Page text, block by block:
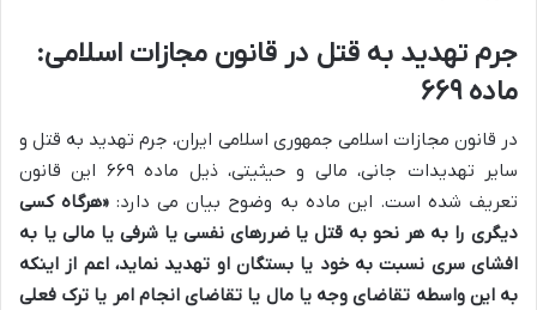
جرم تهدید به قتل در قانون مجازات اسلامی:
ماده ۶۶۹
در قانون مجازات اسلامی جمهوری اسلامی ایران، جرم تهدید به قتل و
سایر تهدیدات جانی، مالی و حیثیتی، ذیل ماده ۶۶۹ این قانون
تعریف شده است. این ماده به وضوح بیان می دارد: «هرگاه کسی
دیگری را به هر نحو به قتل یا ضررهای نفسی یا شرفی یا مالی یا به
افشای سری نسبت به خود یا بستگان او تهدید نماید، اعم از اینکه
به این واسطه تقاضای وجه یا مال یا تقاضای انجام امر یا ترک فعلی